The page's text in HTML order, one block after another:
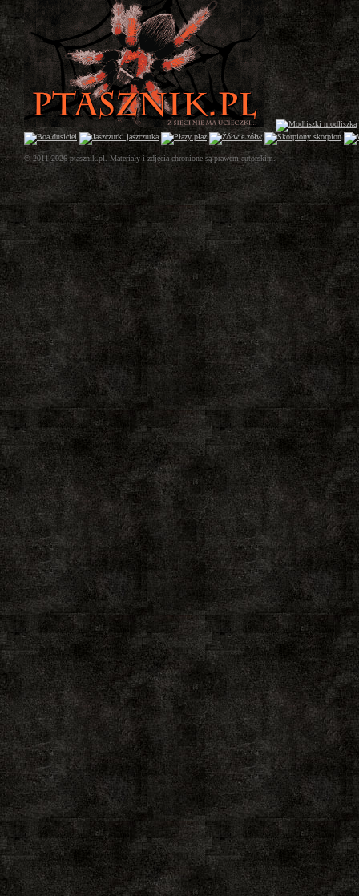
© 2011-2026 ptasznik.pl. Materiały i zdjęcia chronione są prawem autorskim.